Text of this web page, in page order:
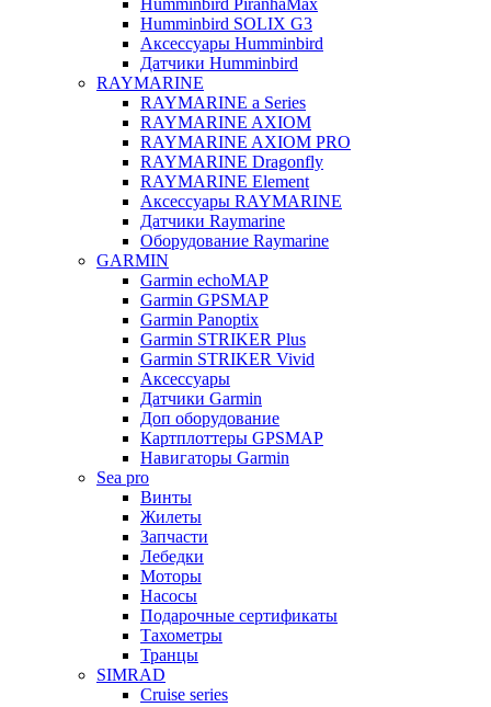
Humminbird PiranhaMax
Humminbird SOLIX G3
Аксессуары Humminbird
Датчики Humminbird
RAYMARINE
RAYMARINE a Series
RAYMARINE AXIOM
RAYMARINE AXIOM PRO
RAYMARINE Dragonfly
RAYMARINE Element
Аксессуары RAYMARINE
Датчики Raymarine
Оборудование Raymarine
GARMIN
Garmin echoMAP
Garmin GPSMAP
Garmin Panoptix
Garmin STRIKER Plus
Garmin STRIKER Vivid
Аксессуары
Датчики Garmin
Доп оборудование
Картплоттеры GPSMAP
Навигаторы Garmin
Sea pro
Винты
Жилеты
Запчасти
Лебедки
Моторы
Насосы
Подарочные сертификаты
Тахометры
Транцы
SIMRAD
Cruise series